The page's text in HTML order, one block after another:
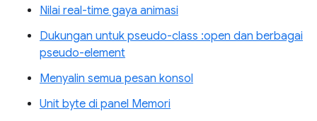
Nilai real-time gaya animasi
Dukungan untuk pseudo-class :open dan berbagai
pseudo-element
Menyalin semua pesan konsol
Unit byte di panel Memori